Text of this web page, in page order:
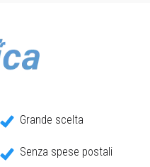
Grande scelta
Senza spese postali